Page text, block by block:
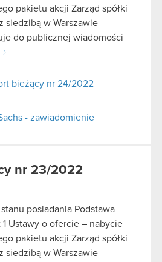
pakietu akcji Zarząd spółki
siedzibą w Warszawie
do publicznej wiadomości
bieżący nr 24/2022
- zawiadomienie
nr 23/2022
posiadania Podstawa
Ustawy o ofercie – nabycie
pakietu akcji Zarząd spółki
siedzibą w Warszawie